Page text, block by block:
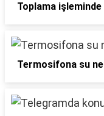
Toplama işleminde
Termosifona su